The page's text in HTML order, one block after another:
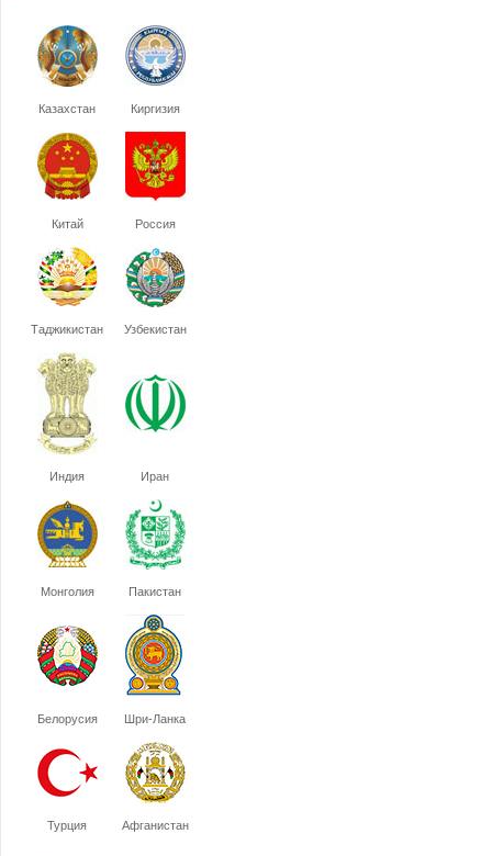
Казахстан Киргизия
Китай Россия
Таджикистан Узбекистан
Индия Иран
Монголия Пакистан
Белорусия Шри-Ланка
Турция Афганистан